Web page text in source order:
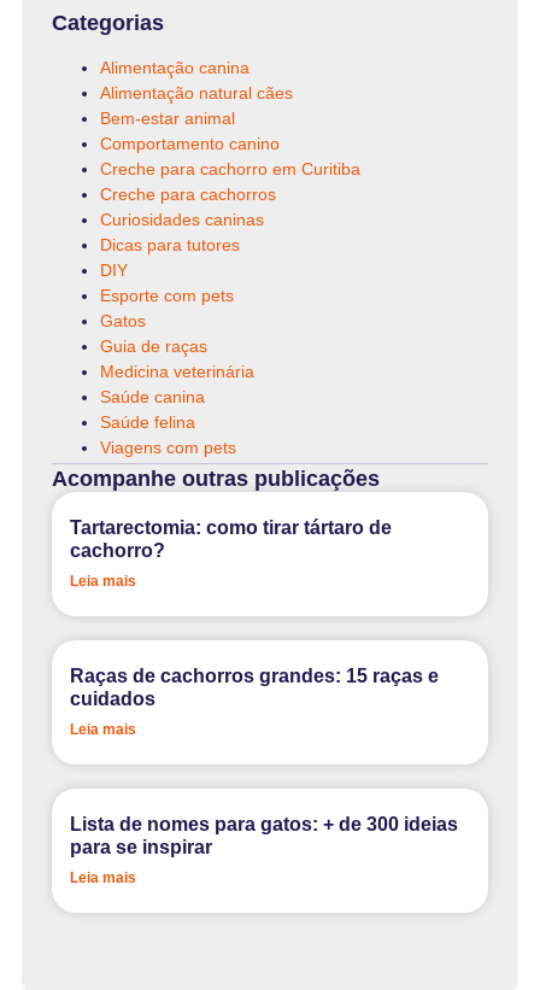
Categorias
Alimentação canina
Alimentação natural cães
Bem-estar animal
Comportamento canino
Creche para cachorro em Curitiba
Creche para cachorros
Curiosidades caninas
Dicas para tutores
DIY
Esporte com pets
Gatos
Guia de raças
Medicina veterinária
Saúde canina
Saúde felina
Viagens com pets
Acompanhe outras publicações
Tartarectomia: como tirar tártaro de
cachorro?
Leia mais
Raças de cachorros grandes: 15 raças e
cuidados
Leia mais
Lista de nomes para gatos: + de 300 ideias
para se inspirar
Leia mais